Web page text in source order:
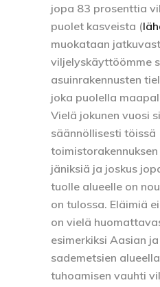
jopa 83 prosenttia
puolet kasveista (
muokataan
viljelyskäyttöömme
asuinrakennusten
joka puolella
Vielä jokunen vuosi
säännöllisesti töissä
jäniksiä ja joskus
tuolle alueelle on
on tulossa. Eläimiä
on vielä
esimerkiksi Aasian
sademetsien
tuhoamisen vauhti